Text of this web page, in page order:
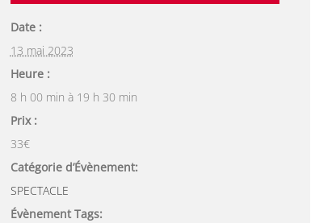
Date :
13 mai 2023
Heure :
8 h 00 min à 19 h 30 min
Prix :
33€
Catégorie d’Évènement:
SPECTACLE
Évènement Tags: